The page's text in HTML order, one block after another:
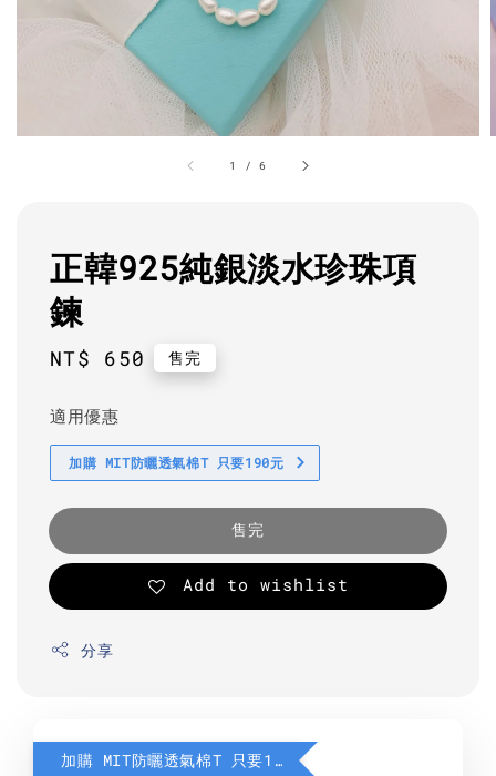
1 /6
正韓925純銀淡水珍珠項
鍊
Regular
NT$ 650 售完
適用優惠
加購 MIT防曬透氣棉T 只要190元
售完
Add to wishlist
分享
加購 MIT防曬透氣棉T 只要190元